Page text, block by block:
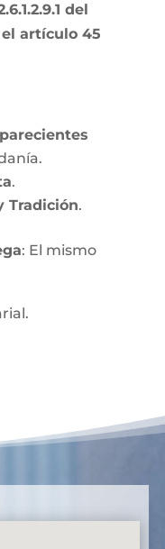
del
artículo 45
.
Tradición.
: El mismo